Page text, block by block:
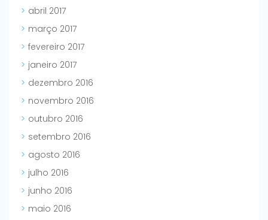
abril 2017
março 2017
fevereiro 2017
janeiro 2017
dezembro 2016
novembro 2016
outubro 2016
setembro 2016
agosto 2016
julho 2016
junho 2016
maio 2016